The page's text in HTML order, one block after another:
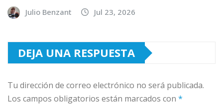
Julio Benzant Jul 23, 2026
DEJA UNA RESPUESTA
Tu dirección de correo electrónico no será publicada.
Los campos obligatorios están marcados con *